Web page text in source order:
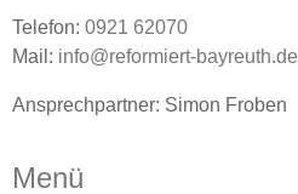
Telefon: 0921 62070
Mail: info@reformiert-bayreuth.de
Ansprechpartner: Simon Froben
Menü